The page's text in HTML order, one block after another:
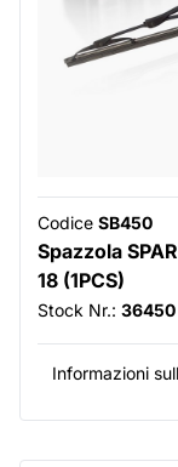
Codice SB450
Spazzola
18 (1PCS)
Stock Nr.: 36450
Informazioni